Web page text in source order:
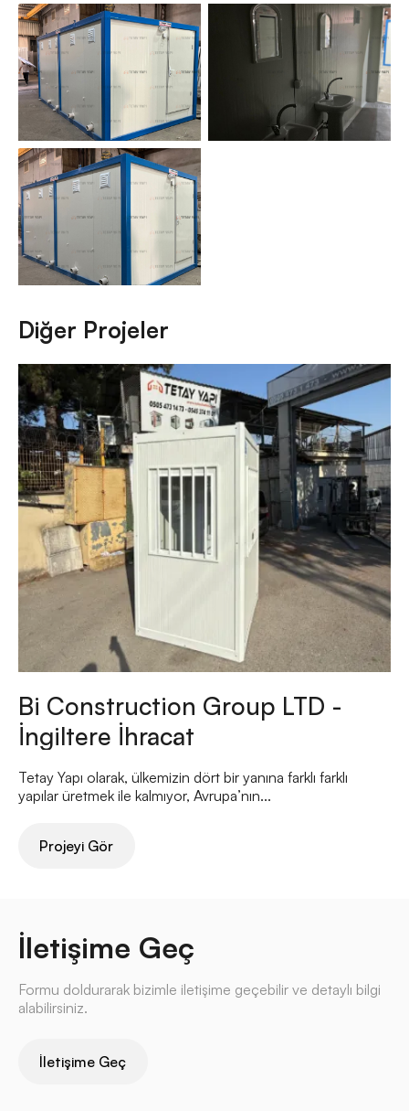
Diğer Projeler
Bi Construction Group LTD -
İngiltere İhracat
Tetay Yapı olarak, ülkemizin dört bir yanına farklı farklı
yapılar üretmek ile kalmıyor, Avrupa’nın...
Projeyi Gör
İletişime Geç
Formu doldurarak bizimle iletişime geçebilir ve detaylı bilgi
alabilirsiniz.
İletişime Geç